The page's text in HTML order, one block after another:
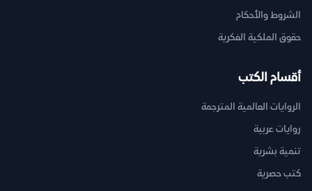
الشروط والأحكام
حقوق الملكية الفكرية
أقسام الكتب
الروايات العالمية المترجمة
روايات عربية
تنمية بشرية
كتب حصرية